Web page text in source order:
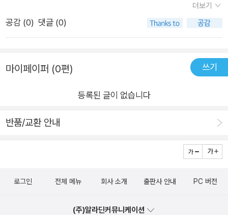
기가 시작되기에 걱정했는데영어 밑에 한국어로 이렇게 나와요
그러니 꼭 영어에 집중하지 않아도 괜찮아요.그런데 영어책이다
기책이 무엇을 나타내고 있는지알 수 있어요!A로 시작해 B단어
로 끝이났어요이번에는 B로 시작해서 C로 끝났어요이처럼 이야
구와 저는 다음 페이지에 무슨 이야기가 나올지 궁금해했는데요
을 보면서 감탄했어요다 연결되는 것이고무엇을 의도했는지 알
겠더라구요.아이들도 매우 재미있게 읽었어요.무엇보다 그림이
귀엽고내용이 단순하니 이해가 잘되더는지이런저런 이야기를 나
요그리고 이번에도 북극곰의 활동지를 안볼 수가 없지요!이번에
더보기
공감 (0) 댓글 (0)
마이페이퍼 (0편) 쓰기
등록된 글이 없습니다
반품/교환 안내
로그인 전체 메뉴 회사 소개 출판사 안내 PC 버전
(주)알라딘커뮤니케이션